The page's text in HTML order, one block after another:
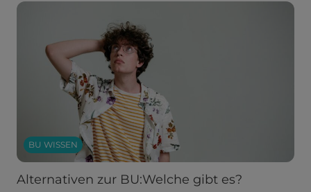
BU WISSEN
Alternativen zur BU:Welche gibt es?